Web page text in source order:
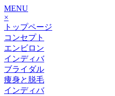
MENU
×
トップページ
コンセプト
エンビロン
インディバ
ブライダル
痩身と脱毛
インディバ